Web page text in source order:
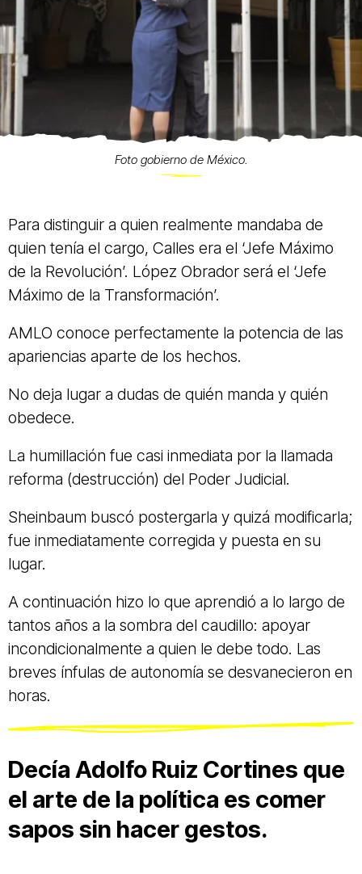
Foto gobierno de México.
Para distinguir a quien realmente mandaba de
quien tenía el cargo, Calles era el ‘Jefe Máximo
de la Revolución’. López Obrador será el ‘Jefe
Máximo de la Transformación’.
AMLO conoce perfectamente la potencia de las
apariencias aparte de los hechos.
No deja lugar a dudas de quién manda y quién
obedece.
La humillación fue casi inmediata por la llamada
reforma (destrucción) del Poder Judicial.
Sheinbaum buscó postergarla y quizá modificarla;
fue inmediatamente corregida y puesta en su
lugar.
A continuación hizo lo que aprendió a lo largo de
tantos años a la sombra del caudillo: apoyar
incondicionalmente a quien le debe todo. Las
breves ínfulas de autonomía se desvanecieron en
horas.
Decía Adolfo Ruiz Cortines que
el arte de la política es comer
sapos sin hacer gestos.